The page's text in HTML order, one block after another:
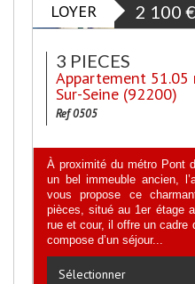
LOYER 2 100 €
3 PIECES
Appartement 51.05
Sur-Seine (92200)
Ref 0505
À proximité du métro Pont
un bel immeuble ancien,
vous propose ce
pièces, situé au 1er étage
rue et cour, il offre un
compose d’un séjour...
Sélectionner